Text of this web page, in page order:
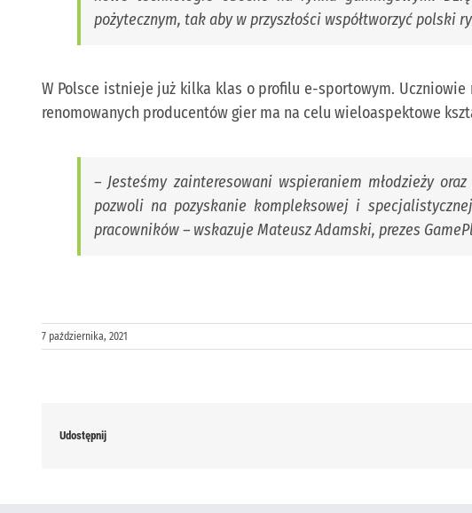
pożytecznym, tak aby w przyszłości współtworzyć polski
W Polsce istnieje już kilka klas o profilu e-sportowym.
renomowanych producentów gier ma na celu wieloaspektowe
– Jesteśmy zainteresowani wspieraniem młodzieży
pozwoli na pozyskanie kompleksowej i
pracowników– wskazuje Mateusz Adamski, prezes
7 października, 2021
Udostępnij